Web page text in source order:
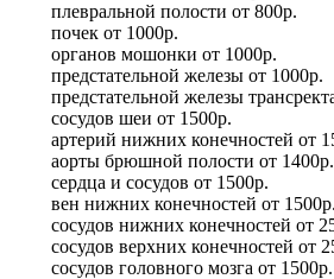
плевральной полости от 800р.
почек от 1000р.
органов мошонки от 1000р.
предстательной железы от 1000р.
предстательной железы
сосудов шеи от 1500р.
артерий нижних конечностей от
аорты брюшной полости от 1400р.
сердца и сосудов от 1500р.
вен нижних конечностей от 1500р.
сосудов нижних конечностей от
сосудов верхних конечностей от
сосудов головного мозга от 1500р.